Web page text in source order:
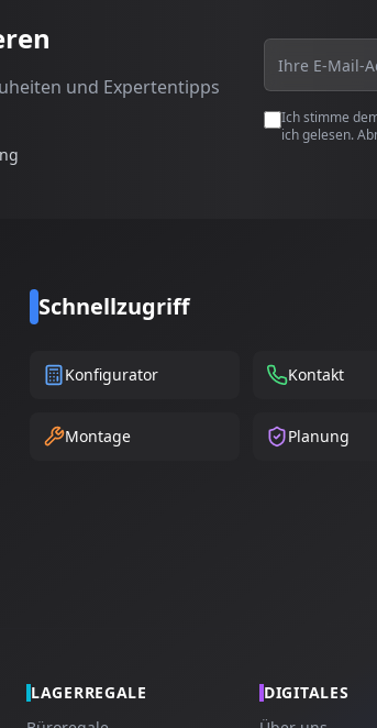
und Expertentipps
Ich stimme
ich gelesen.
Schnellzugriff
Konfigurator Kontakt
Montage Planung
LAGERREGALE
DIGITALES